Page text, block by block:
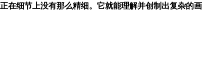
在细节上没有那么精细。它就能理解并创制出复杂的画